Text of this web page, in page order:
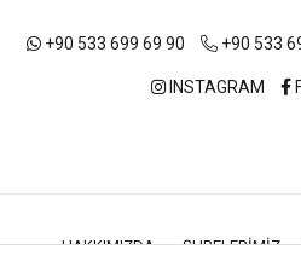
+90 533 699 69 90 +90 533
INSTAGRAM
HAKKIMIZDA ŞUBELERIMIZ